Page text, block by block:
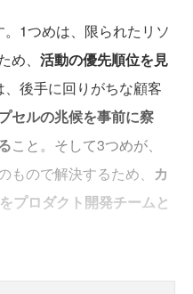
1つめは、限られたリソ
、 活動の優先順位を見
後手に回りがちな顧客
セルの兆候を事前に察
こと。そして3つめが、
ので解決するため、 カ
プロダクト開発チームと